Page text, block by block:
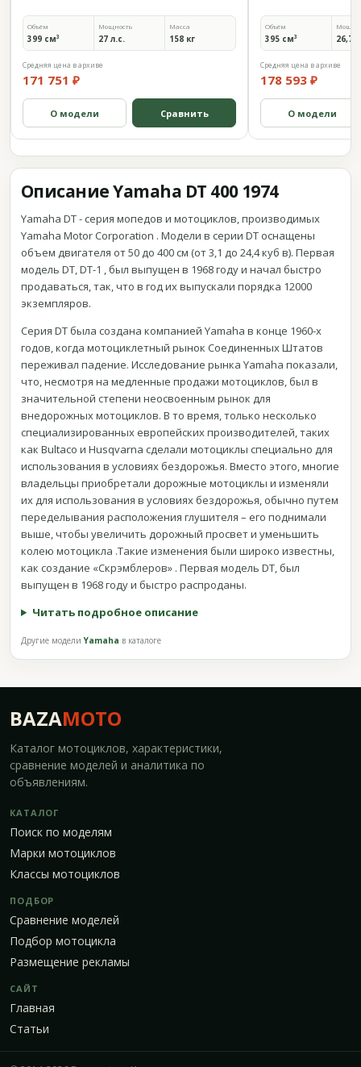
Объём
399 см³
Мощность
27 л.с.
Масса
158 кг
Средняя цена в архиве
171 751 ₽
О модели Сравнить
Объём
395 см³ 26,7
Средняя цена в архиве
178 593 ₽
О модели
Описание Yamaha DT 400 1974
Yamaha DT - серия мопедов и мотоциклов, производимых
Yamaha Motor Corporation . Модели в серии DT оснащены
объем двигателя от 50 до 400 см (от 3,1 до 24,4 куб в). Первая
модель DT, DT-1 , был выпущен в 1968 году и начал быстро
продаваться, так, что в год их выпускали порядка 12000
экземпляров.
Серия DT была создана компанией Yamaha в конце 1960-х
годов, когда мотоциклетный рынок Соединенных Штатов
переживал падение. Исследование рынка Yamaha показали,
что, несмотря на медленные продажи мотоциклов, был в
значительной степени неосвоенным рынок для
внедорожных мотоциклов. В то время, только несколько
специализированных европейских производителей, таких
как Bultaco и Husqvarna сделали мотоциклы специально для
использования в условиях бездорожья. Вместо этого, многие
владельцы приобретали дорожные мотоциклы и изменяли
их для использования в условиях бездорожья, обычно путем
переделывания расположения глушителя – его поднимали
выше, чтобы увеличить дорожный просвет и уменьшить
колею мотоцикла .Такие изменения были широко известны,
как создание «Скрэмблеров» . Первая модель DT, был
выпущен в 1968 году и быстро распроданы.
Читать подробное описание
Другие моделиYamaha в каталоге
BAZAMOTO
Каталог мотоциклов, характеристики,
сравнение моделей и аналитика по
объявлениям.
КАТАЛОГ
Поиск по моделям
Марки мотоциклов
Классы мотоциклов
ПОДБОР
Сравнение моделей
Подбор мотоцикла
Размещение рекламы
САЙТ
Главная
Статьи